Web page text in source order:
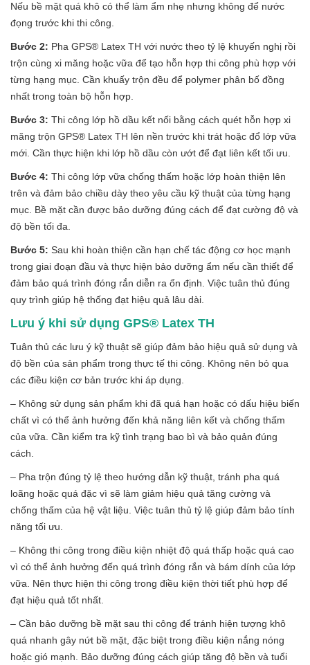
Nếu bề mặt quá khô có thể làm ẩm nhẹ nhưng không để nước
đọng trước khi thi công.
Bước 2: Pha GPS® Latex TH với nước theo tỷ lệ khuyến nghị rồi
trộn cùng xi măng hoặc vữa để tạo hỗn hợp thi công phù hợp với
từng hạng mục. Cần khuấy trộn đều để polymer phân bố đồng
nhất trong toàn bộ hỗn hợp.
Bước 3: Thi công lớp hồ dầu kết nối bằng cách quét hỗn hợp xi
măng trộn GPS® Latex TH lên nền trước khi trát hoặc đổ lớp vữa
mới. Cần thực hiện khi lớp hồ dầu còn ướt để đạt liên kết tối ưu.
Bước 4: Thi công lớp vữa chống thấm hoặc lớp hoàn thiện lên
trên và đảm bảo chiều dày theo yêu cầu kỹ thuật của từng hạng
mục. Bề mặt cần được bảo dưỡng đúng cách để đạt cường độ và
độ bền tối đa.
Bước 5: Sau khi hoàn thiện cần hạn chế tác động cơ học mạnh
trong giai đoạn đầu và thực hiện bảo dưỡng ẩm nếu cần thiết để
đảm bảo quá trình đóng rắn diễn ra ổn định. Việc tuân thủ đúng
quy trình giúp hệ thống đạt hiệu quả lâu dài.
Lưu ý khi sử dụng GPS® Latex TH
Tuân thủ các lưu ý kỹ thuật sẽ giúp đảm bảo hiệu quả sử dụng và
độ bền của sản phẩm trong thực tế thi công. Không nên bỏ qua
các điều kiện cơ bản trước khi áp dụng.
– Không sử dụng sản phẩm khi đã quá hạn hoặc có dấu hiệu biến
chất vì có thể ảnh hưởng đến khả năng liên kết và chống thấm
của vữa. Cần kiểm tra kỹ tình trạng bao bì và bảo quản đúng
cách.
– Pha trộn đúng tỷ lệ theo hướng dẫn kỹ thuật, tránh pha quá
loãng hoặc quá đặc vì sẽ làm giảm hiệu quả tăng cường và
chống thấm của hệ vật liệu. Việc tuân thủ tỷ lệ giúp đảm bảo tính
năng tối ưu.
– Không thi công trong điều kiện nhiệt độ quá thấp hoặc quá cao
vì có thể ảnh hưởng đến quá trình đóng rắn và bám dính của lớp
vữa. Nên thực hiện thi công trong điều kiện thời tiết phù hợp để
đạt hiệu quả tốt nhất.
– Cần bảo dưỡng bề mặt sau thi công để tránh hiện tượng khô
quá nhanh gây nứt bề mặt, đặc biệt trong điều kiện nắng nóng
hoặc gió mạnh. Bảo dưỡng đúng cách giúp tăng độ bền và tuổi